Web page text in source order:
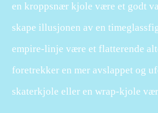
en kroppsnær kjole være et godt
skape illusjonen av en
empire-linje være et flatterende
foretrekker en mer avslappet og
skaterkjole eller en wrap-kjole